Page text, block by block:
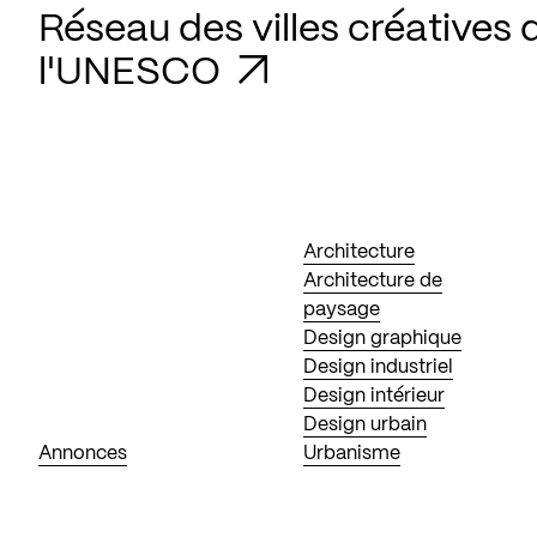
Réseau des villes créatives
l'UNESCO
Annonces
Architecture
Architecture de
paysage
Design graphique
Design industriel
Design intérieur
Design urbain
Urbanisme